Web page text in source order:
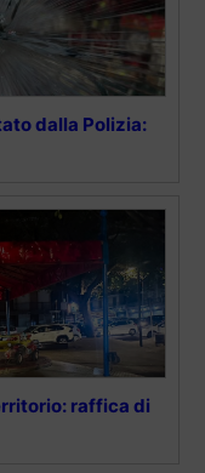
dalla Polizia:
raffica di